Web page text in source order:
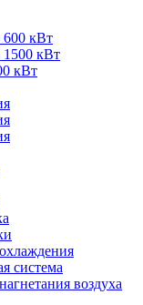
600 кВт
1500 кВт
кВт
система
воздуха